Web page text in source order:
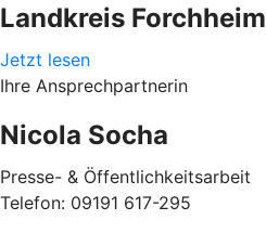
Landkreis Forchheim
Jetzt lesen
Ihre Ansprechpartnerin
Nicola Socha
Presse- & Öffentlichkeitsarbeit
Telefon: 09191 617-295